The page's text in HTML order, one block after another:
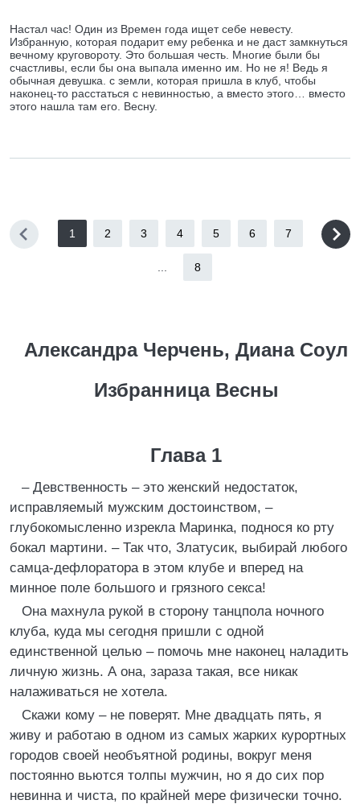
Настал час! Один из Времен года ищет себе невесту.
Избранную, которая подарит ему ребенка и не даст замкнуться
вечному круговороту. Это большая честь. Многие были бы
счастливы, если бы она выпала именно им. Но не я! Ведь я
обычная девушка. с земли, которая пришла в клуб, чтобы
наконец-то расстаться с невинностью, а вместо этого… вместо
этого нашла там его. Весну.
1 2 3 4 5 6 7
8
Александра Черчень, Диана Соул
Избранница Весны
Глава 1
– Девственность – это женский недостаток,
исправляемый мужским достоинством, –
глубокомысленно изрекла Маринка, поднося ко рту
бокал мартини. – Так что, Златусик, выбирай любого
самца-дефлоратора в этом клубе и вперед на
минное поле большого и грязного секса!
Она махнула рукой в сторону танцпола ночного
клуба, куда мы сегодня пришли с одной
единственной целью – помочь мне наконец наладить
личную жизнь. А она, зараза такая, все никак
налаживаться не хотела.
Скажи кому – не поверят. Мне двадцать пять, я
живу и работаю в одном из самых жарких курортных
городов своей необъятной родины, вокруг меня
постоянно вьются толпы мужчин, но я до сих пор
невинна и чиста, по крайней мере физически точно.